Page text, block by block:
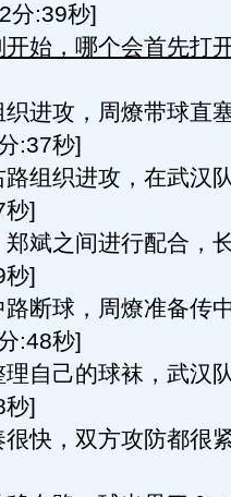
分:39秒]
开始，哪个会首先打
进攻，周燎带球直
:37秒]
组织进攻，在武汉
秒]
斌之间进行配合，
秒]
断球，周燎准备传
:48秒]
自己的球袜，武汉
秒]
快，双方攻防都很